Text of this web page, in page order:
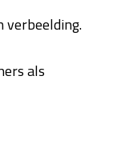
verbeelding.
als